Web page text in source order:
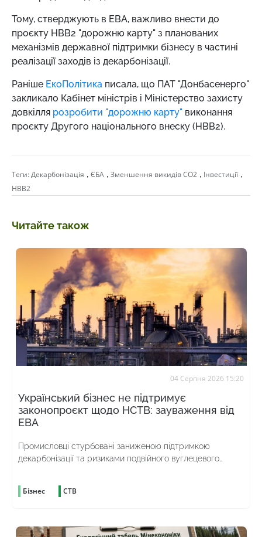
Тому, стверджують в EBA, важливо внести до
проєкту НВВ2 "дорожню карту" з планованих
механізмів державної підтримки бізнесу в частині
реалізації заходів із декарбонізації.
Раніше ЕкоПолітика писала, що ПАТ "Донбасенерго"
закликало Кабінет міністрів і Міністерство захисту
довкілля розробити "дорожню карту" виконання
проєкту Другого національного внеску (HBB2).
Теги:Декарбонізація , ЄБА , Зменшення викидів СО2 , Інвестиції ,
НВВ2
Читайте також
04 Серпня 2026 15:20
Український бізнес не підтримує
законопроєкт щодо НСТВ: зауваження від
ЕВА
Промисловці стурбовані заниженою підтримкою
декарбонізації та ризиками подвійного вуглецевого
Бізнес СТВ